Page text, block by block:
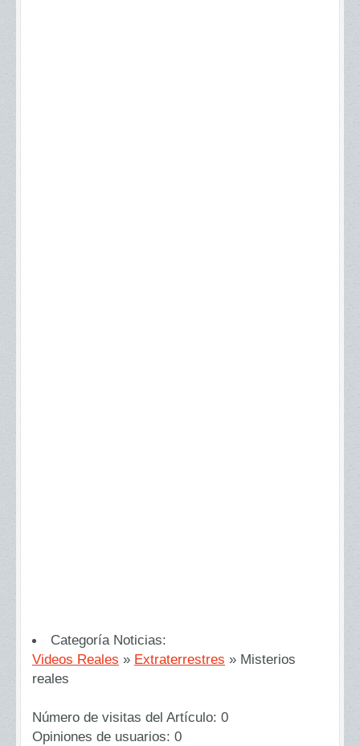
Categoría Noticias:
Videos Reales » Extraterrestres » Misterios
reales
Número de visitas del Artículo: 0
Opiniones de usuarios: 0